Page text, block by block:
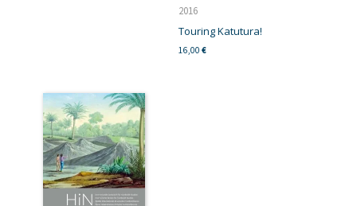
2016
Touring Katutura!
16,00 €